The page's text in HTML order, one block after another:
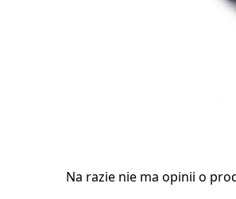
Na razie nie ma opinii o